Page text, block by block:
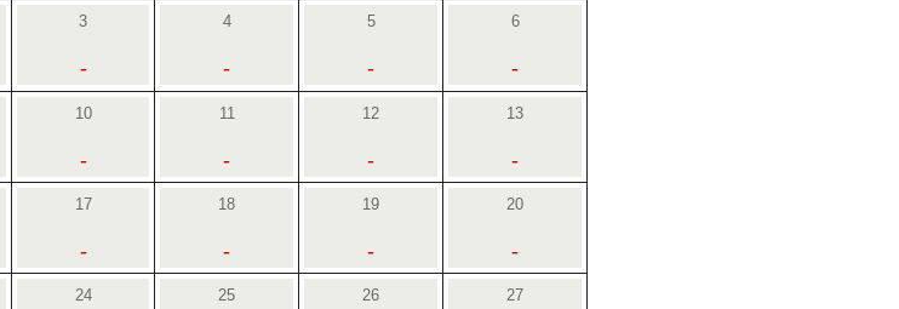
3
-
4
-
5
-
6
-
10
-
11
-
12
-
13
-
17
-
18
-
19
-
20
-
24 25 26 27